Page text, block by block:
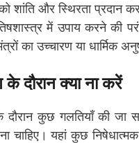
शांति और स्थिरता प्रदान
में उपाय करने की
का उच्चारण या धार्मिक
के दौरान क्या ना करें
दौरान कुछ गलतियाँ की जा
चाहिए। यहां कुछ निषेधात्मक